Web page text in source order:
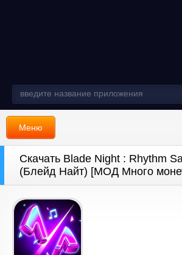
Меню
Скачать Blade Night : Rhythm
(Блейд Найт) [МОД Много